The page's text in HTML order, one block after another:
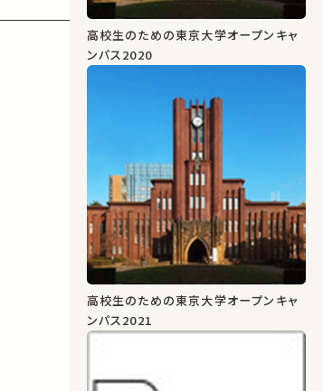
高校生のための東京大学オープンキャ
ンパス2020
高校生のための東京大学オープンキャ
ンパス2021